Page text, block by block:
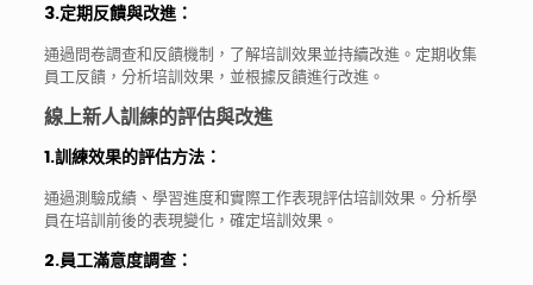
3.定期反饋與改進：
通過問卷調查和反饋機制，了解培訓效果並持續改進。定期收集
員工反饋，分析培訓效果，並根據反饋進行改進。
線上新人訓練的評估與改進
1.訓練效果的評估方法：
通過測驗成績、學習進度和實際工作表現評估培訓效果。分析學
員在培訓前後的表現變化，確定培訓效果。
2.員工滿意度調查：